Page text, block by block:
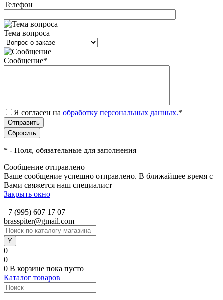
Телефон
Тема вопроса
Сообщение*
Я согласен на обработку персональных данных.*
* - Поля, обязательные для заполнения
Сообщение отправлено
Ваше сообщение успешно отправлено. В ближайшее время с
Вами свяжется наш специалист
Закрыть окно
+7 (995) 607 17 07
brasspiter@gmail.com
0
0
0 В корзине пока пусто
Каталог товаров